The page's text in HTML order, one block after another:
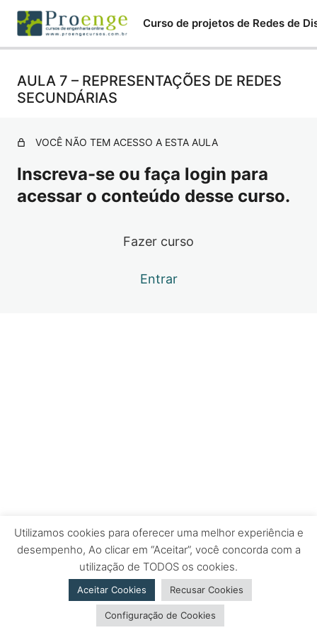
AULA 1 – INTRODUÇÃO
AULA 2 – ESTAIS
AULA 3 – REPRESENTAÇÕES DE ELEMENTOS DE
PROJETO
AULA 4 – SIMBOLOGIA DE POSTES
AULA 5 – CONDUTORES E EQUIPAMENTOS
AULA 6 – NOTAÇÕES DE PROJETOS
AULA 7 – REPRESENTAÇÕES DE REDES
SECUNDÁRIAS
VOCÊ NÃO TEM ACESSO A ESTA AULA
Inscreva-se ou faça login para
acessar o conteúdo desse curso.
Fazer curso
Entrar
Utilizamos cookies para oferecer uma melhor experiência e
desempenho, Ao clicar em “Aceitar”, você concorda com a
utilização de TODOS os cookies.
Aceitar Cookies Recusar Cookies
Configuração de Cookies